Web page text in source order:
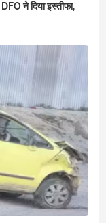
ने दिया इस्तीफा,